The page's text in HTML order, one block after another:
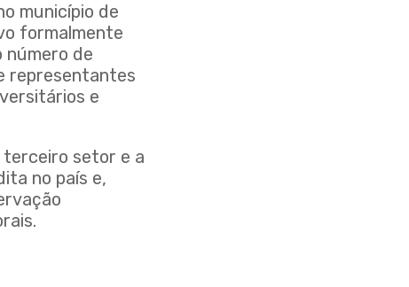
município de
formalmente
número de
representantes
e
terceiro setor e a
no país e,